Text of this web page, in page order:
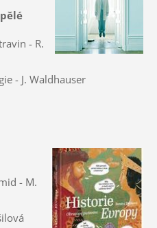
- R.
- J. Waldhauser
- M.